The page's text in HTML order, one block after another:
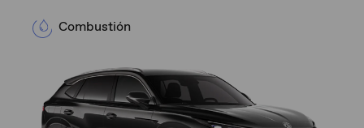
Combustión